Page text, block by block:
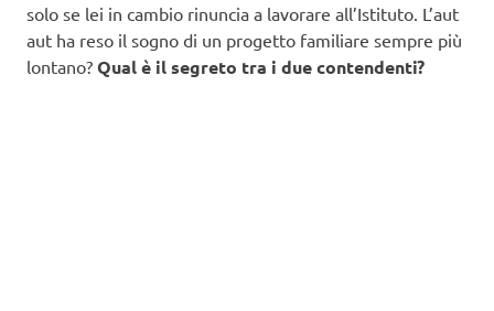
solo se lei in cambio rinuncia a lavorare all’Istituto. L’aut
aut ha reso il sogno di un progetto familiare sempre più
lontano? Qual è il segreto tra i due contendenti?